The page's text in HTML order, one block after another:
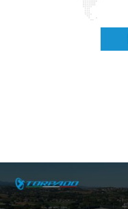
IBF sta per...